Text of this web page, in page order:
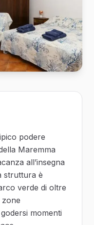
podere
Maremma
all’insegna
struttura è
verde di oltre
momenti